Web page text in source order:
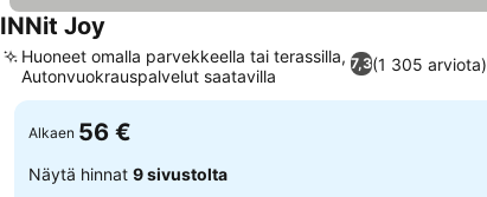
INNit Joy
7,3(1 305 arviota)
Huoneet omalla parvekkeella tai terassilla,
Autonvuokrauspalvelut saatavilla
Alkaen 56 €
Näytä hinnat 9 sivustolta